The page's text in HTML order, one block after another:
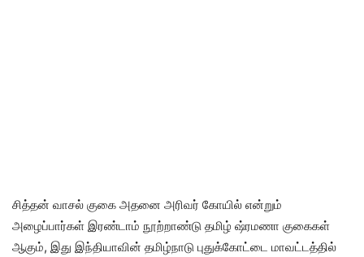
சித்தன் வாசல் குகை அதனை அரிவர் கோயில் என்றும்
அழைப்பார்கள் இரண்டாம் நூற்றாண்டு தமிழ் ஷ்ரமணா குகைகள்
ஆகும், இது இந்தியாவின் தமிழ்நாடு புதுக்கோட்டை மாவட்டத்தில்